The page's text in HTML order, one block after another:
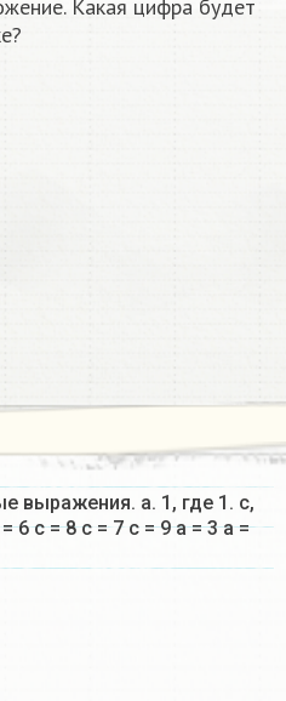
Какая цифра будет
выражения. a. 1, где 1. с,
= 6 с = 8 с = 7 с = 9 a = 3 a =